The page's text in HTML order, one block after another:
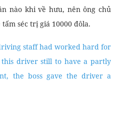
nào khi về hưu, nên ông chủ
séc trị giá 10000 đôla.
staff had worked hard for
this driver still to have a partly
the boss gave the driver a